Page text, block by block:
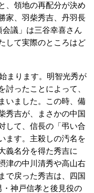
、領地の再配分が決め
家、羽柴秀吉、丹羽長
議」は三谷幸喜さん
して実際のところはど
まります。明智光秀が
討ったことによって、
いました。この時、備
秀吉が、まさかの中国
して、信長の「弔い合
ます。主殺しの汚名を
義名分を得た秀吉に
津の中川清秀や高山右
で戻った秀吉は、四国
神戸信孝と後見役の